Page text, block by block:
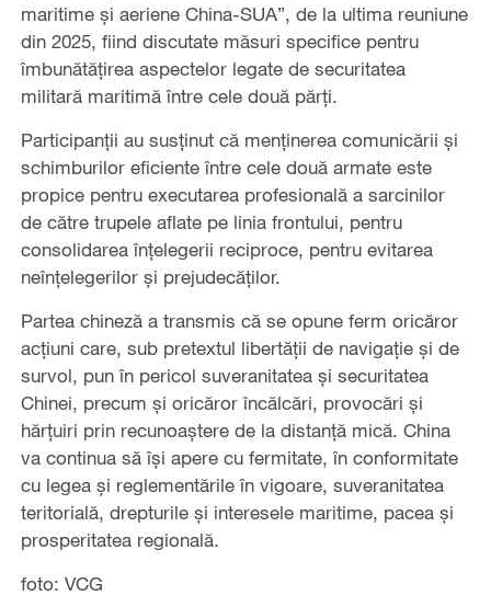
maritime și aeriene China-SUA”, de la ultima reuniune
din 2025, fiind discutate măsuri specifice pentru
îmbunătățirea aspectelor legate de securitatea
militară maritimă între cele două părți.
Participanții au susținut că menținerea comunicării și
schimburilor eficiente între cele două armate este
propice pentru executarea profesională a sarcinilor
de către trupele aflate pe linia frontului, pentru
consolidarea înțelegerii reciproce, pentru evitarea
neînțelegerilor și prejudecăților.
Partea chineză a transmis că se opune ferm oricăror
acțiuni care, sub pretextul libertății de navigație și de
survol, pun în pericol suveranitatea și securitatea
Chinei, precum și oricăror încălcări, provocări și
hărțuiri prin recunoaștere de la distanță mică. China
va continua să își apere cu fermitate, în conformitate
cu legea și reglementările în vigoare, suveranitatea
teritorială, drepturile și interesele maritime, pacea și
prosperitatea regională.
foto: VCG